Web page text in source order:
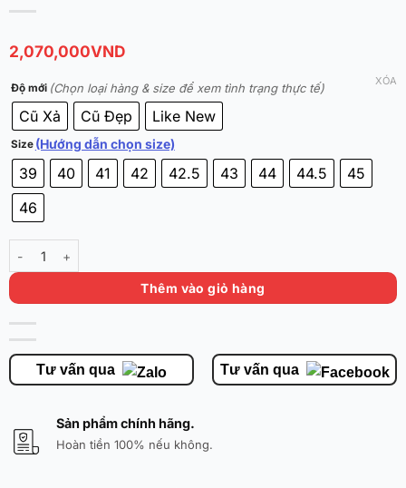
2,070,000VND
Độ mới (Chọn loại hàng & size để xem tình trạng thực tế)
Cũ Xả Cũ Đẹp Like New
Size (Hướng dẫn chọn size)
39 40 41 42 42.5 43 44 44.5
45
46
XÓA
Serious Player Only Game1 Low 'Mark II' - Đã Qua Sử Dụng - Chính
Thêm vào giỏ hàng
Tư vấn qua Tư vấn qua
Sản phẩm chính hãng.
Hoàn tiền 100% nếu không.